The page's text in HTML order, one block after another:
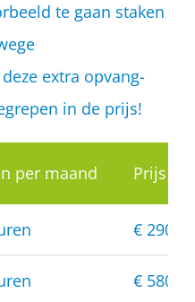
te gaan staken
extra opvang-
in de prijs!
per maand Prijs
€ 290,25
€ 580,50